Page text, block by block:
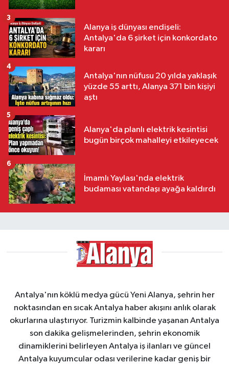
Alanya iş dünyası endişeli:
Antalya'da 6 şirket için konkordato
kararı
3
Antalya'nın nüfusu 20 yılda yaklaşık
yüzde 55 arttı, Alanya 371 bin kişiyi
aştı
4
Alanya'da planlı elektrik kesintisi
bugün birçok mahalleyi etkileyecek
5
İmamlı Yaylası'nda elektrik
budaması vatandaşı ayağa kaldırdı
6
Antalya'nın köklü medya gücü Yeni Alanya, şehrin her
noktasından en sıcak Antalya haber akışını anlık olarak
okurlarına ulaştırıyor. Turizmin kalbinde yaşanan Antalya
son dakika gelişmelerinden, şehrin ekonomik
dinamiklerini belirleyen Antalya iş ilanları ve güncel
Antalya kuyumcular odası verilerine kadar geniş bir